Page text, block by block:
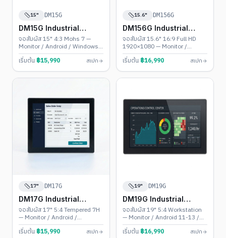
15" DM15G
DM15G Industrial
Touch PC
จอสัมผัส 15" 4:3 Mohs 7 —
Monitor / Android / Windows •
ขนาดมาตรฐานโรงงาน
เริ่มต้น ฿15,990 สเปก
15.6" DM156G
DM156G Industrial
Touch PC
จอสัมผัส 15.6" 16:9 Full HD
1920×1080 — Monitor /
Android / Windows •
Widescreen ยอดนิยม
เริ่มต้น ฿16,990 สเปก
17" DM17G
DM17G Industrial
Touch PC
จอสัมผัส 17" 5:4 Tempered 7H
— Monitor / Android /
Windows • Backlight 30,000
ชม.
เริ่มต้น ฿15,990 สเปก
19" DM19G
DM19G Industrial
Touch PC
จอสัมผัส 19" 5:4 Workstation
— Monitor / Android 11-13 /
Windows 10-11 • IP65 + VESA
100
เริ่มต้น ฿16,990 สเปก